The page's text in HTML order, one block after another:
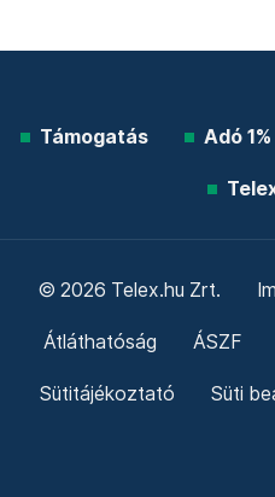
Támogatás Adó
© 2026 Telex.hu Zrt.
Átláthatóság ÁSZF
Sütitájékoztató Süti